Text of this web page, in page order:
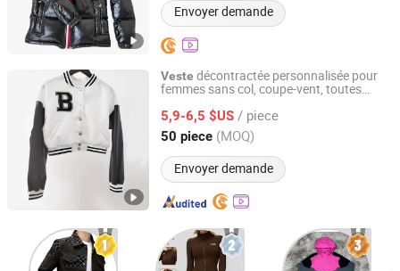
Envoyer demande
Veste décontractée personnalisée pour
femmes sans col, coupe-vent, toutes
5,9-6,5 $US / piece
50 piece (MOQ)
Envoyer demande
Fuzhou Suoha Industry and Trade Co., Ltd.
Fujian, China Depuis 2025